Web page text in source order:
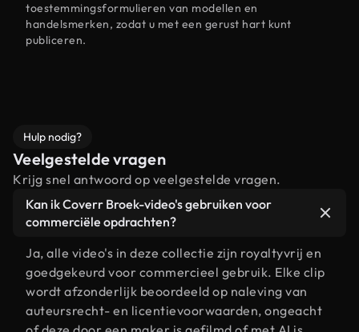
toestemmingsformulieren van modellen en
handelsmerken, zodat u met een gerust hart kunt
publiceren.
Hulp nodig?
Veelgestelde vragen
Krijg snel antwoord op veelgestelde vragen.
Kan ik Coverr Broek-video's gebruiken voor
commerciële opdrachten?
Ja, alle video's in deze collectie zijn royaltyvrij en
goedgekeurd voor commercieel gebruik. Elke clip
wordt afzonderlijk beoordeeld op naleving van
auteursrecht- en licentievoorwaarden, ongeacht